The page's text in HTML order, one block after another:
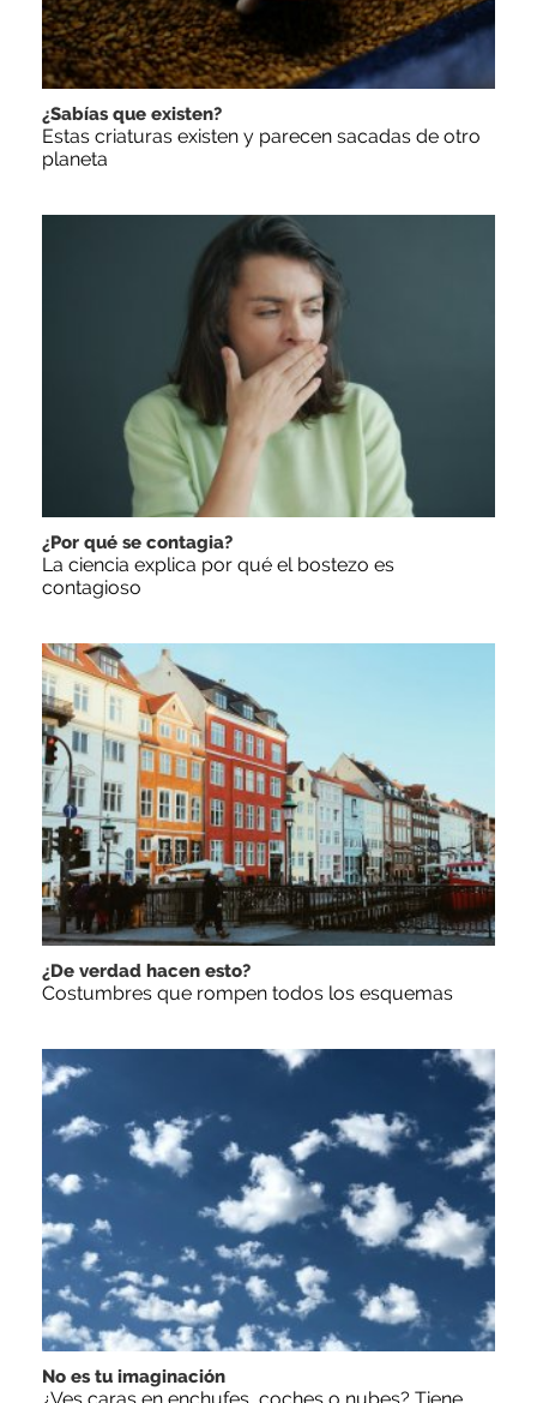
¿Sabías que existen?
Estas criaturas existen y parecen sacadas de otro
planeta
¿Por qué se contagia?
La ciencia explica por qué el bostezo es
contagioso
¿De verdad hacen esto?
Costumbres que rompen todos los esquemas
No es tu imaginación